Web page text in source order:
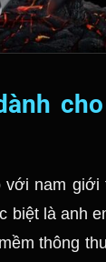
với nam giới
biệt là anh
thông